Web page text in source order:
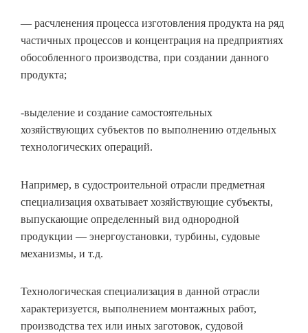
— расчленения процесса изготовления продукта на ряд
частичных процессов и концентрация на предприятиях
обособленного производства, при создании данного
продукта;
-выделение и создание самостоятельных
хозяйствующих субъектов по выполнению отдельных
технологических операций.
Например, в судостроительной отрасли предметная
специализация охватывает хозяйствующие субъекты,
выпускающие определенный вид однородной
продукции — энергоустановки, турбины, судовые
механизмы, и т.д.
Технологическая специализация в данной отрасли
характеризуется, выполнением монтажных работ,
производства тех или иных заготовок, судовой